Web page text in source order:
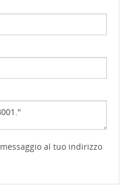
al tuo indirizzo